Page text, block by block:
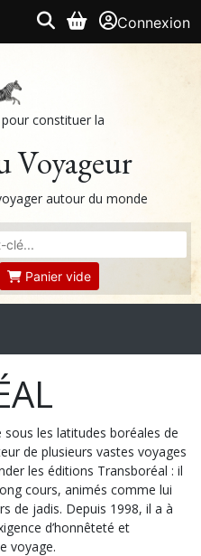
Connexion
constituer la
Voyageur
autour du monde
Panier vide
sous les latitudes boréales de
de plusieurs vastes voyages
les éditions Transboréal : il
cours, animés comme lui
de jadis. Depuis 1998, il a à
d’honnêteté et
voyage.